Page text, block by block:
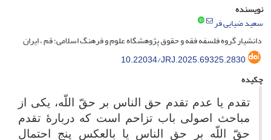
نویسنده
سعید ضیایی فر
دانشیار گروه فلسفه فقه و حقوق پژوهشگاه علوم و فرهنگ اسلامی؛ قم ، ایران
10.22034/JRJ.2025.69325.2830
چکیده
تقدم یا عدم تقدم حق الناس بر حقّ اللّه، یکی از
مباحث اصولی باب تزاحم است که دربارۀ تقدم
حقّ اللّه بر حق الناس یا بالعکس پنج احتمال